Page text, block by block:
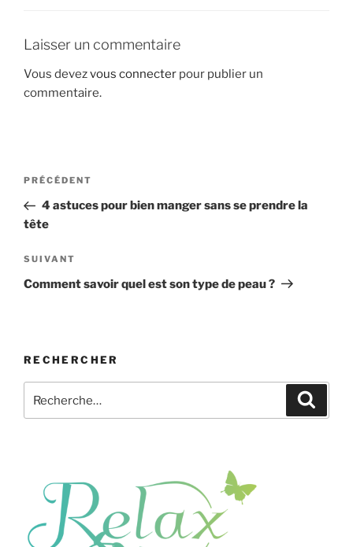
Laisser un commentaire
Vous devezvous connecter pour publier un
commentaire.
Navigation
l’article
Article
précédent
PRÉCÉDENT
4 astuces pour bien manger sans se prendre la
tête
Article
suivant
SUIVANT
Comment savoir quel est son type de peau ?
RECHERCHER
pour